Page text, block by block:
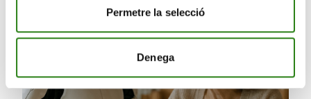
Permetre la selecció
Denega